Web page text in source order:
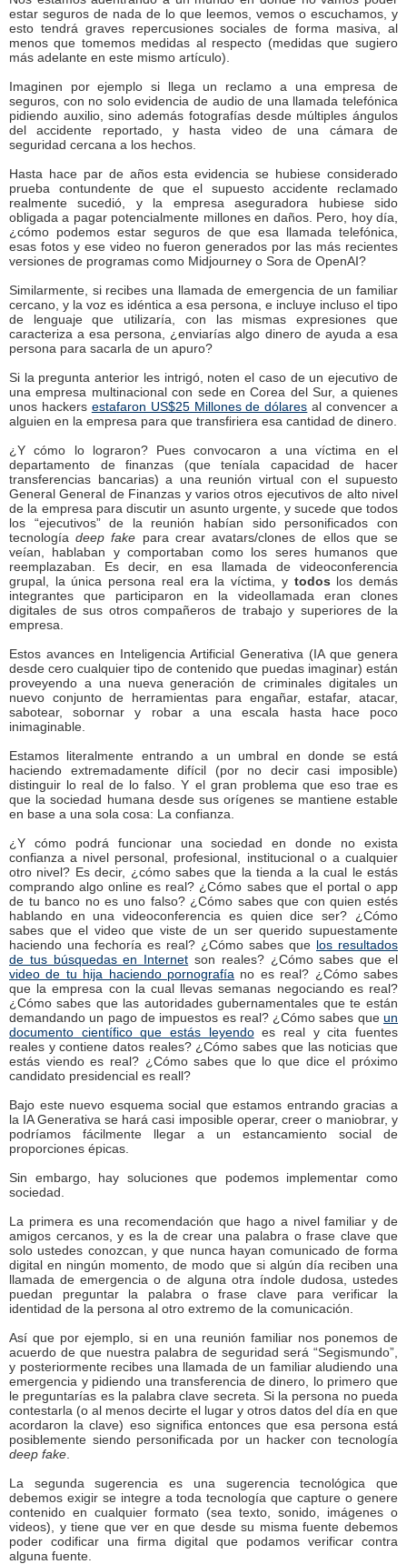
estar seguros de nada de lo que leemos, vemos o escuchamos, y
esto tendrá graves repercusiones sociales de forma masiva, al
menos que tomemos medidas al respecto (medidas que sugiero
más adelante en este mismo artículo).
Imaginen por ejemplo si llega un reclamo a una empresa de
seguros, con no solo evidencia de audio de una llamada telefónica
pidiendo auxilio, sino además fotografías desde múltiples ángulos
del accidente reportado, y hasta video de una cámara de
seguridad cercana a los hechos.
Hasta hace par de años esta evidencia se hubiese considerado
prueba contundente de que el supuesto accidente reclamado
realmente sucedió, y la empresa aseguradora hubiese sido
obligada a pagar potencialmente millones en daños. Pero, hoy día,
¿cómo podemos estar seguros de que esa llamada telefónica,
esas fotos y ese video no fueron generados por las más recientes
versiones de programas como Midjourney o Sora de OpenAI?
Similarmente, si recibes una llamada de emergencia de un familiar
cercano, y la voz es idéntica a esa persona, e incluye incluso el tipo
de lenguaje que utilizaría, con las mismas expresiones que
caracteriza a esa persona, ¿enviarías algo dinero de ayuda a esa
persona para sacarla de un apuro?
Si la pregunta anterior les intrigó, noten el caso de un ejecutivo de
una empresa multinacional con sede en Corea del Sur, a quienes
unos hackers estafaron US$25 Millones de dólares al convencer a
alguien en la empresa para que transfiriera esa cantidad de dinero.
¿Y cómo lo lograron? Pues convocaron a una víctima en el
departamento de finanzas (que teníala capacidad de hacer
transferencias bancarias) a una reunión virtual con el supuesto
General General de Finanzas y varios otros ejecutivos de alto nivel
de la empresa para discutir un asunto urgente, y sucede que todos
los “ejecutivos” de la reunión habían sido personificados con
tecnologíadeep fake para crear avatars/clones de ellos que se
veían, hablaban y comportaban como los seres humanos que
reemplazaban. Es decir, en esa llamada de videoconferencia
grupal, la única persona real era la víctima, y todos los demás
integrantes que participaron en la videollamada eran clones
digitales de sus otros compañeros de trabajo y superiores de la
empresa.
Estos avances en Inteligencia Artificial Generativa (IA que genera
desde cero cualquier tipo de contenido que puedas imaginar) están
proveyendo a una nueva generación de criminales digitales un
nuevo conjunto de herramientas para engañar, estafar, atacar,
sabotear, sobornar y robar a una escala hasta hace poco
inimaginable.
Estamos literalmente entrando a un umbral en donde se está
haciendo extremadamente difícil (por no decir casi imposible)
distinguir lo real de lo falso. Y el gran problema que eso trae es
que la sociedad humana desde sus orígenes se mantiene estable
en base a una sola cosa: La confianza.
¿Y cómo podrá funcionar una sociedad en donde no exista
confianza a nivel personal, profesional, institucional o a cualquier
otro nivel? Es decir, ¿cómo sabes que la tienda a la cual le estás
comprando algo online es real? ¿Cómo sabes que el portal o app
de tu banco no es uno falso? ¿Cómo sabes que con quien estés
hablando en una videoconferencia es quien dice ser? ¿Cómo
sabes que el video que viste de un ser querido supuestamente
haciendo una fechoría es real? ¿Cómo sabes que los resultados
de tus búsquedas en Internet son reales? ¿Cómo sabes que el
video de tu hija haciendo pornografía no es real? ¿Cómo sabes
que la empresa con la cual llevas semanas negociando es real?
¿Cómo sabes que las autoridades gubernamentales que te están
demandando un pago de impuestos es real? ¿Cómo sabes que un
documento científico que estás leyendoes real y cita fuentes
reales y contiene datos reales? ¿Cómo sabes que las noticias que
estás viendo es real? ¿Cómo sabes que lo que dice el próximo
candidato presidencial es reall?
Bajo este nuevo esquema social que estamos entrando gracias a
la IA Generativa se hará casi imposible operar, creer o maniobrar, y
podríamos fácilmente llegar a un estancamiento social de
proporciones épicas.
Sin embargo, hay soluciones que podemos implementar como
sociedad.
La primera es una recomendación que hago a nivel familiar y de
amigos cercanos, y es la de crear una palabra o frase clave que
solo ustedes conozcan, y que nunca hayan comunicado de forma
digital en ningún momento, de modo que si algún día reciben una
llamada de emergencia o de alguna otra índole dudosa, ustedes
puedan preguntar la palabra o frase clave para verificar la
identidad de la persona al otro extremo de la comunicación.
Así que por ejemplo, si en una reunión familiar nos ponemos de
acuerdo de que nuestra palabra de seguridad será “Segismundo”,
y posteriormente recibes una llamada de un familiar aludiendo una
emergencia y pidiendo una transferencia de dinero, lo primero que
le preguntarías es la palabra clave secreta. Si la persona no pueda
contestarla (o al menos decirte el lugar y otros datos del día en que
acordaron la clave) eso significa entonces que esa persona está
posiblemente siendo personificada por un hacker con tecnología
deep fake
La segunda sugerencia es una sugerencia tecnológica que
debemos exigir se integre a toda tecnología que capture o genere
contenido en cualquier formato (sea texto, sonido, imágenes o
videos), y tiene que ver en que desde su misma fuente debemos
poder codificar una firma digital que podamos verificar contra
alguna fuente.